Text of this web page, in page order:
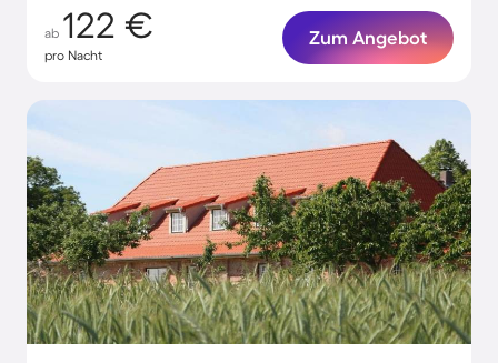
ab 122 €
pro Nacht
Zum Angebot